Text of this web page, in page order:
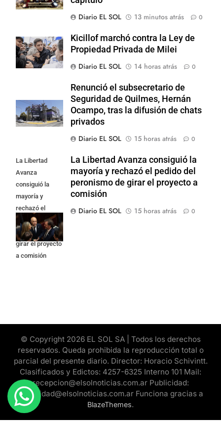
Diario EL SOL
13 minutos atrás 0
Kicillof marchó contra la Ley de
Propiedad Privada de Milei
Diario EL SOL
14 horas atrás 0
Renunció el subsecretario de
Seguridad de Quilmes, Hernán
Ocampo, tras la difusión de chats
privados
Diario EL SOL
15 horas atrás 0
La Libertad
Avanza
consiguió la
mayoría y
rechazó el
pedido del
peronismo de
girar el proyecto
a comisión
La Libertad Avanza consiguió la
mayoría y rechazó el pedido del
peronismo de girar el proyecto a
comisión
Diario EL SOL
15 horas atrás 0
© Copyright 2026 EL SOL SA | Todos los derechos
reservados. Queda prohibida la reproducción total o
parcial del presente diario. Director: Horacio Schivintt.
Clasificados y Edictos: 4257-6325 Interno 101 Mail:
recepcion@elsolnoticias.com.ar Publicidad:
publicidad@elsolnoticias.com.ar Funciona gracias a
BlazeThemes.